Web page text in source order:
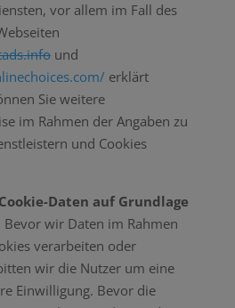
vor allem im Fall des
und
erklärt
Sie weitere
im Rahmen der Angaben zu
und Cookies
Daten auf Grundlage
Bevor wir Daten im Rahmen
verarbeiten oder
wir die Nutzer um eine
Einwilligung. Bevor die